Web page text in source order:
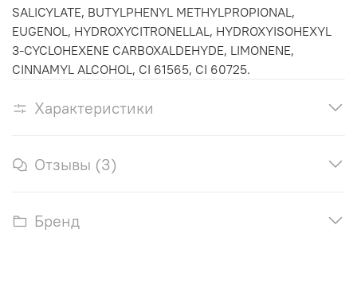
SALICYLATE, BUTYLPHENYL METHYLPROPIONAL,
EUGENOL, HYDROXYCITRONELLAL, HYDROXYISOHEXYL
3-CYCLOHEXENE CARBOXALDEHYDE, LIMONENE,
CINNAMYL ALCOHOL, CI 61565, CI 60725.
Характеристики
Отзывы (3)
Бренд